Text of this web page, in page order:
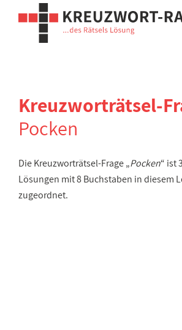
Kreuzworträtsel-
Pocken
Die Kreuzworträtsel-Frage „Pocken“ ist
Lösungen mit 8 Buchstaben in diesem
zugeordnet.